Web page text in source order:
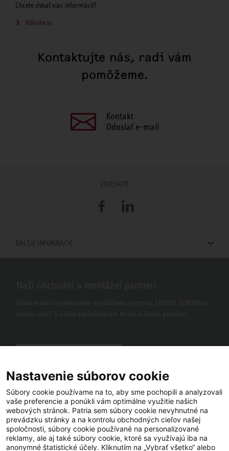
Chcete získať viac informácií?
Kliknite tu
Kontaktujte nás, radi vám
pomôžeme.
Kontakt
Odoslať e-mail
ZDIEĽAJTE
FacebookLinkedIn
ĎALŠIE INFORMÁCIE
Facebook YouTube LinkedIn
Instagram
Nastavenie súborov cookie
Súbory cookie používame na to, aby sme pochopili a analyzovali
vaše preferencie a ponúkli vám optimálne využitie našich
webových stránok. Patria sem súbory cookie nevyhnutné na
prevádzku stránky a na kontrolu obchodných cieľov našej
spoločnosti, súbory cookie používané na personalizované
reklamy, ale aj také súbory cookie, ktoré sa využívajú iba na
anonymné štatistické účely. Kliknutím na „Vybrať všetko“ alebo